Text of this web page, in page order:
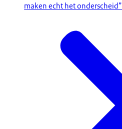
maken echt het onderscheid”